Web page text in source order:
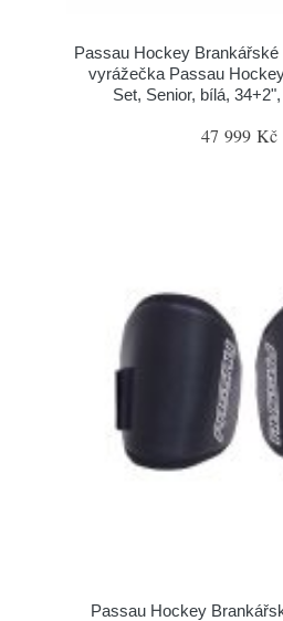
Passau Hockey
vyrážečka Passau
Set, Senior, bílá,
47 999 Kč
Passau Hockey